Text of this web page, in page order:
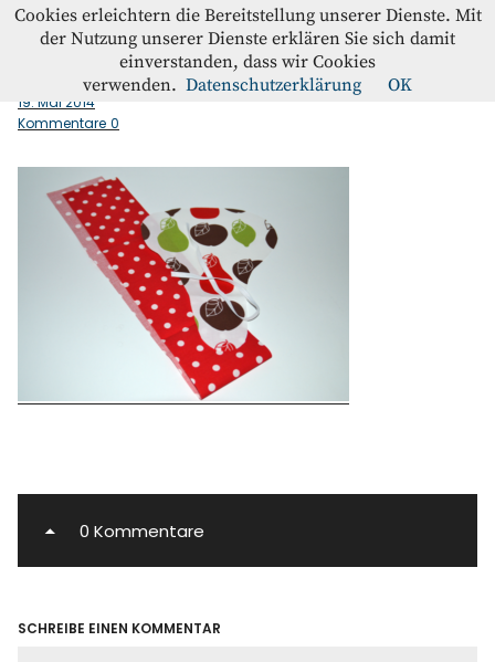
Westfalenstoffe-Blog
Kontakt
InstagramFacebook
Zuschnitt_Bezug_Fahrradsattel
19. Mai 2014
Kommentare 0
0 Kommentare
SCHREIBE EINEN KOMMENTAR
Cookies erleichtern die Bereitstellung unserer Dienste. Mit
der Nutzung unserer Dienste erklären Sie sich damit
einverstanden, dass wir Cookies
verwenden. Datenschutzerklärung OK